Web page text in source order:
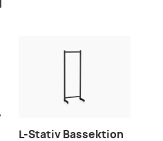
L-Stativ Bassektion